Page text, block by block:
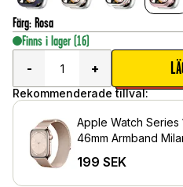
Färg: Rosa
Finns i lager (16)
-
+
Rekommenderade tillval:
Apple Watch Series
46mm Armband
199 SEK